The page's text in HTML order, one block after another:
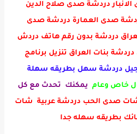
دردشة صدى صلاح الدين
صدى العمارة دردشة صدى
دردشة بدون رقم هاتف دردش
بنات العراق تنزيل برنامج
دردشة سهل بطريقه سهلة
خاص وعام يمكنك تحدث مع كل
صدى الحب دردشة عربية شات
بطريقه سهله جدا